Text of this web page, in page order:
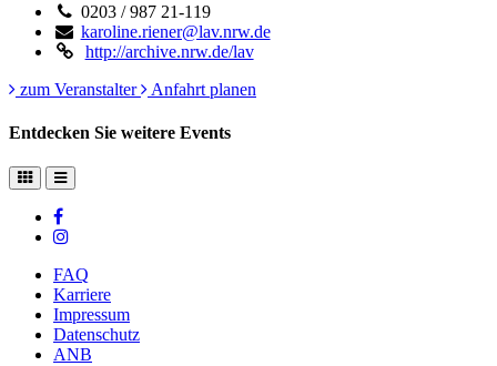
0203 / 987 21-119
karoline.riener@lav.nrw.de
http://archive.nrw.de/lav
zum Veranstalter
Anfahrt planen
Entdecken Sie weitere Events
FAQ
Karriere
Impressum
Datenschutz
ANB